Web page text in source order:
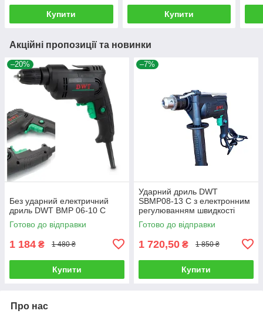
Купити Купити
Акційні пропозиції та новинки
–20%
Без ударний електричний
дриль DWT BMP 06-10 C
Готово до відправки
1 184 ₴ 1 480 ₴
Купити
–7%
Ударний дриль DWT
SBMP08-13 C з електронним
регулюванням швидкості
Готово до відправки
1 720,50 ₴ 1 850 ₴
Купити
Про нас